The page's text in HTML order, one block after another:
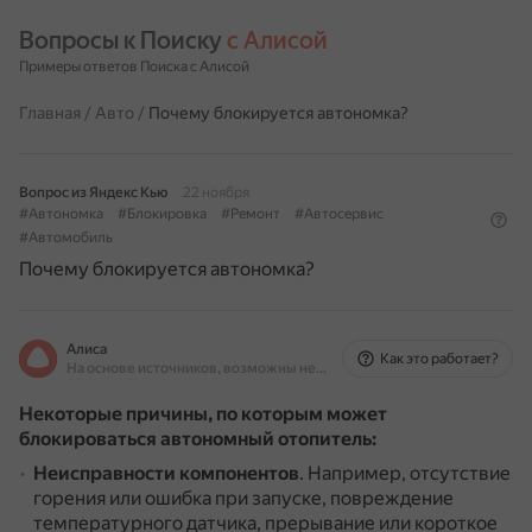
Вопросы к Поиску с Алисой
Примеры ответов Поиска с Алисой
Главная / Авто / Почему блокируется автономка?
Вопрос из Яндекс Кью
22 ноября
#Автономка
#Блокировка #Ремонт
#Автосервис
#Автомобиль
Почему блокируется автономка?
Алиса
На основе источников, возможны неточности
Как это работает?
Некоторые причины, по которым может
блокироваться автономный отопитель:
Неисправности компонентов. Например, отсутствие
горения или ошибка при запуске, повреждение
температурного датчика, прерывание или короткое